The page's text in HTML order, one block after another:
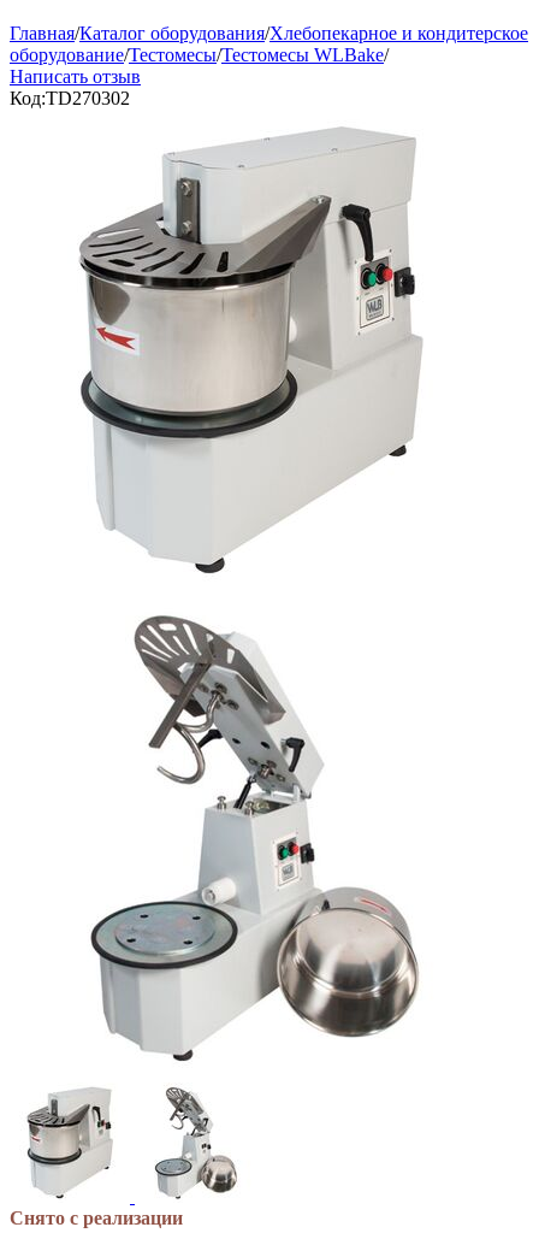
Главная/Каталог оборудования/Хлебопекарное и кондитерское
оборудование/Тестомесы/Тестомесы WLBake/
Написать отзыв
Код:TD270302
Снято с реализации